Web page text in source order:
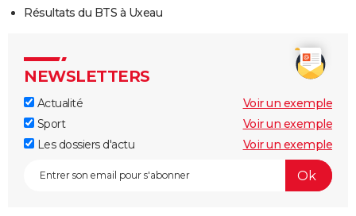
Résultats du BTS à Uxeau
NEWSLETTERS
Actualité
Voir un exemple
Sport
Voir un exemple
Les dossiers d'actu
Voir un exemple